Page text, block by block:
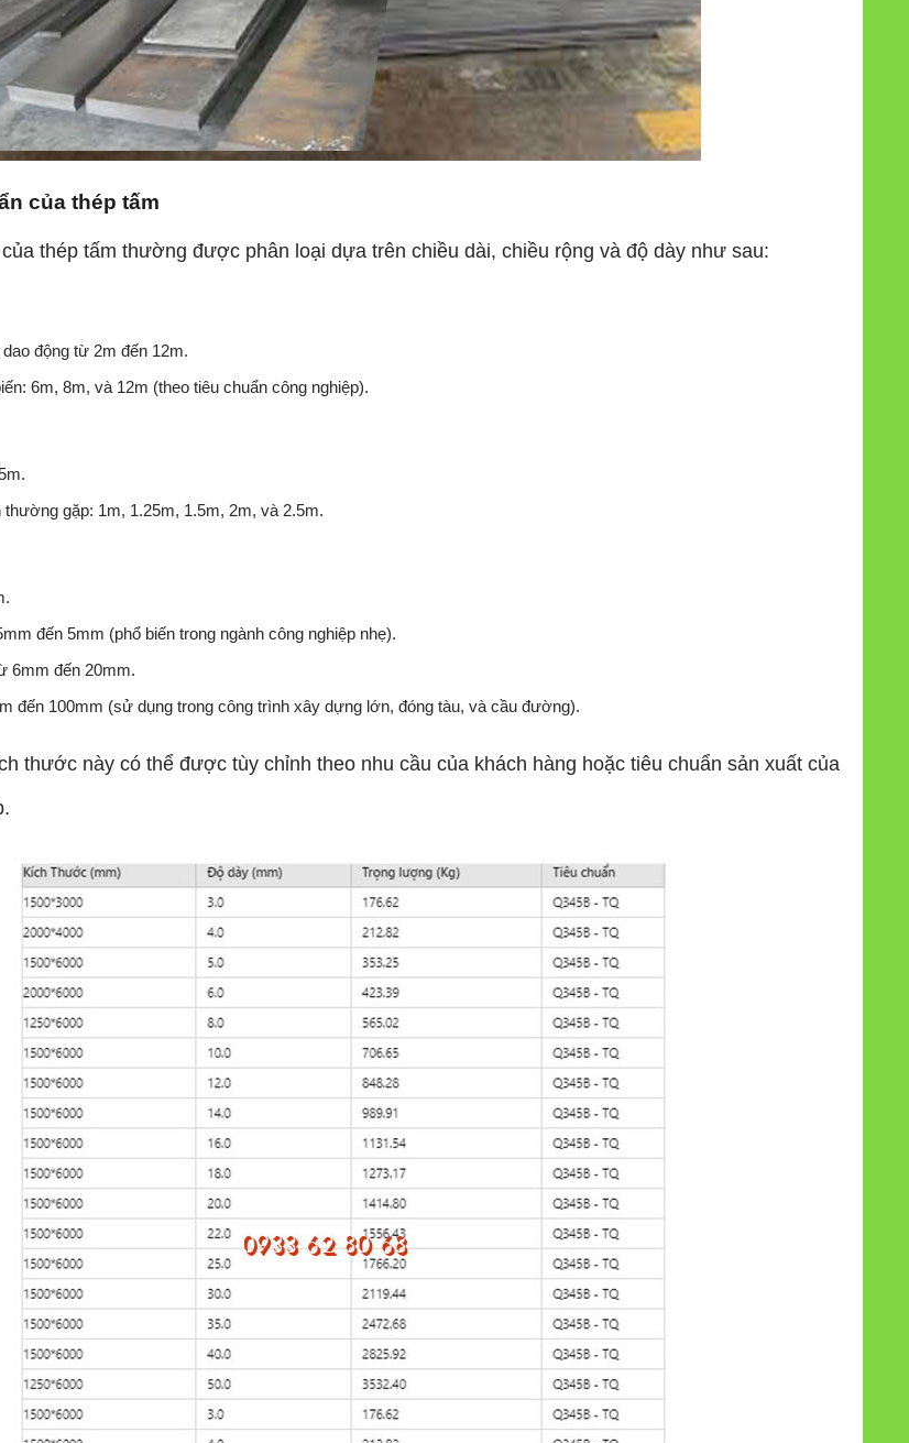
của thép tấm
thép tấm thường được phân loại dựa trên chiều dài, chiều rộng và độ dày như sau:
động từ 2m đến 12m.
6m, 8m, và 12m (theo tiêu chuẩn công nghiệp).
gặp: 1m, 1.25m, 1.5m, 2m, và 2.5m.
đến 5mm (phổ biến trong ngành công nghiệp nhẹ).
6mm đến 20mm.
đến 100mm (sử dụng trong công trình xây dựng lớn, đóng tàu, và cầu đường).
thước này có thể được tùy chỉnh theo nhu cầu của khách hàng hoặc tiêu chuẩn sản xuất của